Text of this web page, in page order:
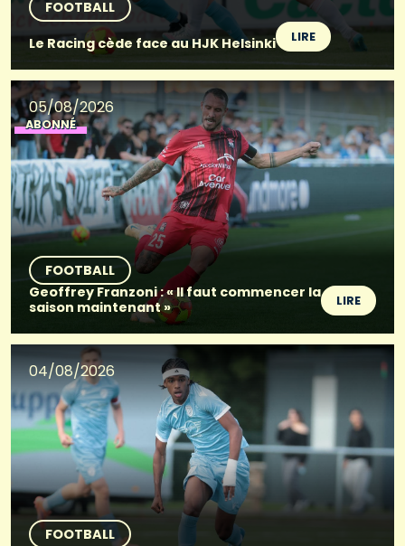
FOOTBALL
Le Racing cède face au HJK Helsinki
LIRE
05/08/2026
ABONNÉ
FOOTBALL
Geoffrey Franzoni : « Il faut commencer la
saison maintenant »
LIRE
04/08/2026
FOOTBALL